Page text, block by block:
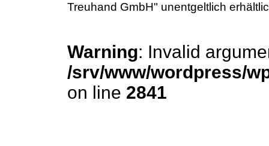
Treuhand GmbH" unentgeltlich
Warning: Invalid
/srv/www/wordpress/
on line 2841